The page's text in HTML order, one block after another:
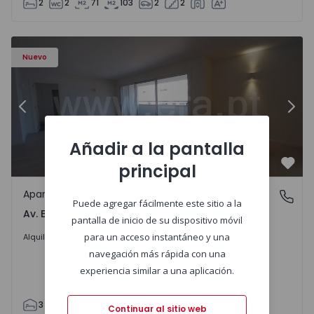
2 2 71 103 2 2
Nuevo
Apartamento T3 Porto, Av. Boavista - 1575472 - 5
Anterior
Av. Boavista, Porto
Apartamento
Av. Boavista, Porto
Alquilar 2.300 €/mes
3 142 2 4
Añadir a la pantalla
principal
Puede agregar fácilmente este sitio a la
pantalla de inicio de su dispositivo móvil
para un acceso instantáneo y una
navegación más rápida con una
experiencia similar a una aplicación.
Continuar al sitio web